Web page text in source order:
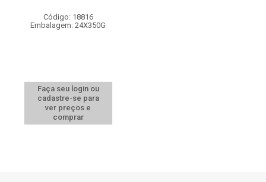
Código: 18816
Embalagem: 24X350G
Faça seu login ou
cadastre-se para
ver preços e
comprar